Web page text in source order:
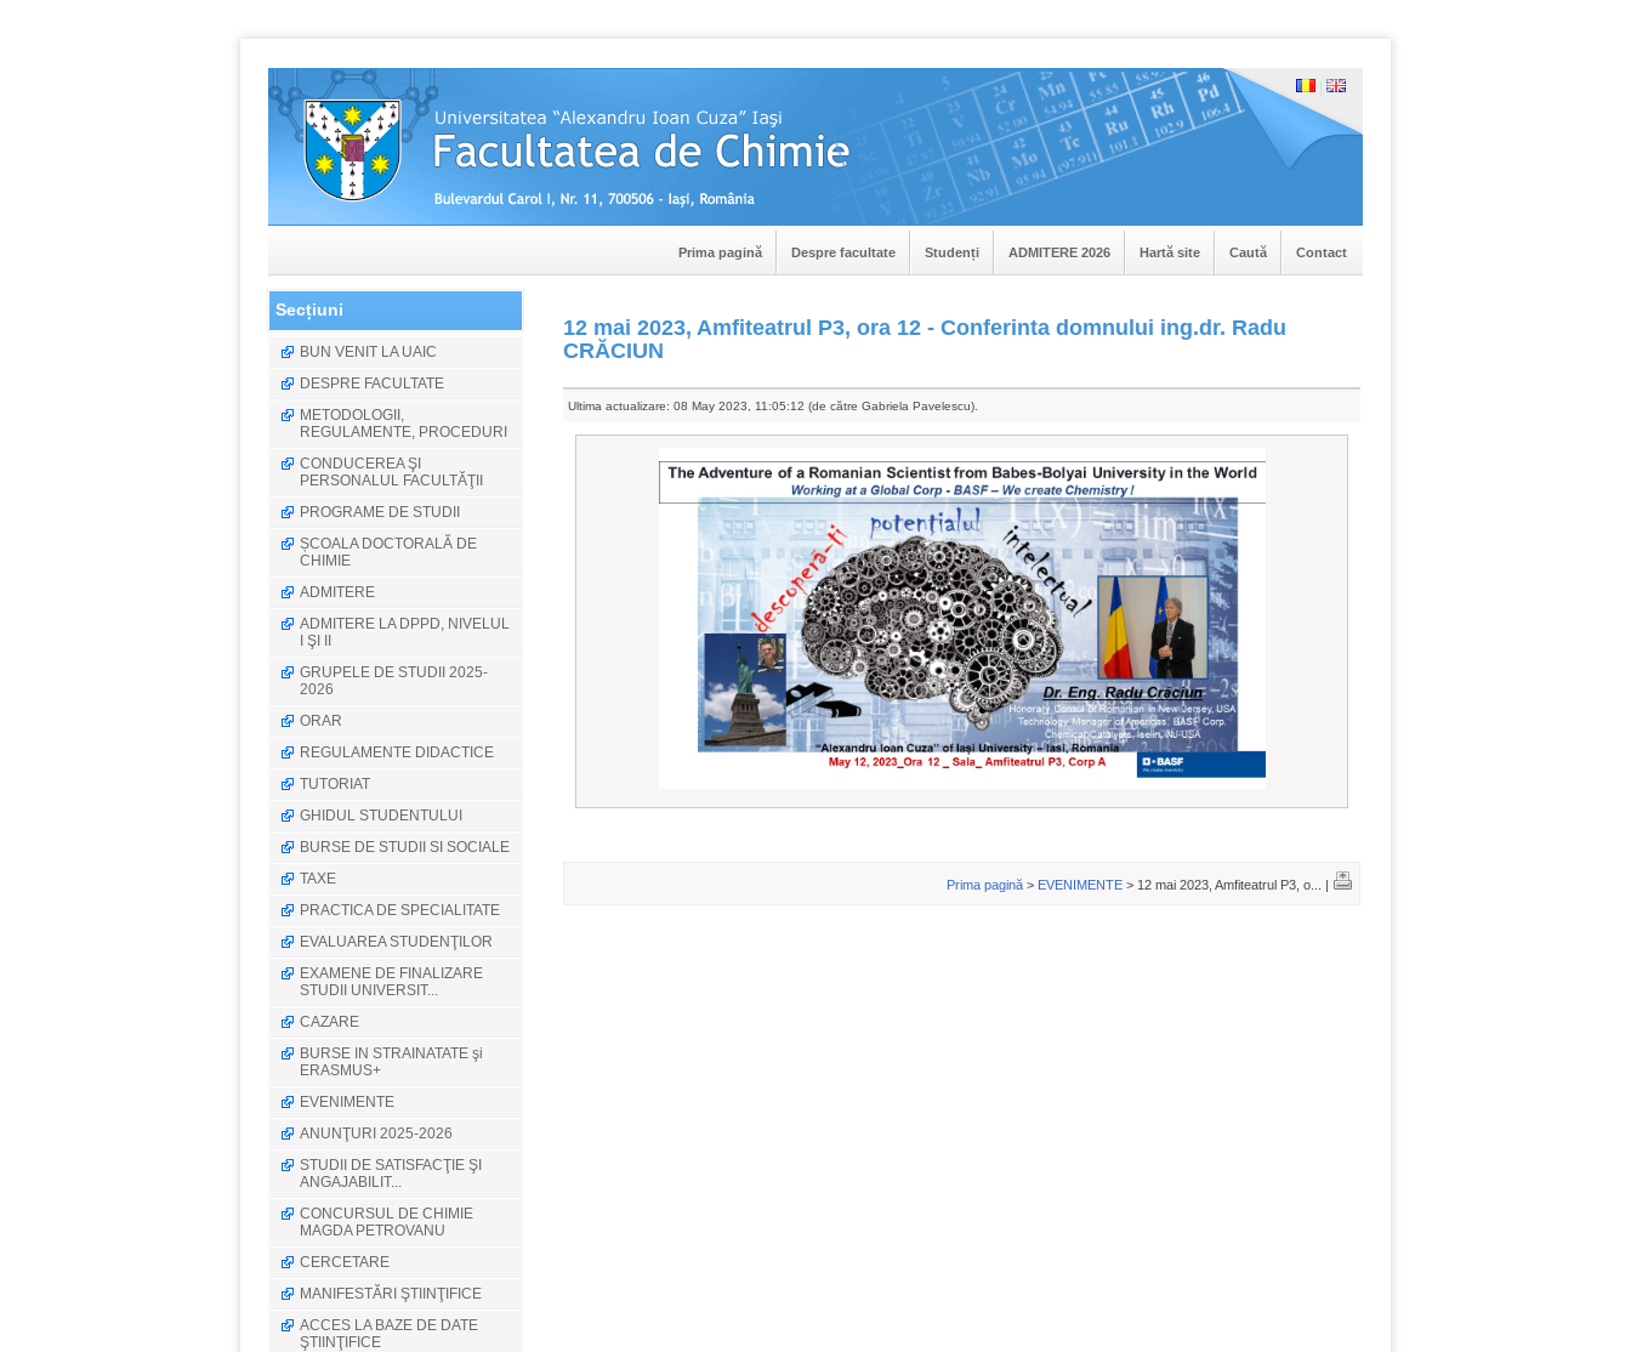
Prima pagină Despre facultate Studenți ADMITERE 2026 Hartă site Caută Contact
Secțiuni
BUN VENIT LA UAIC
DESPRE FACULTATE
METODOLOGII,
REGULAMENTE, PROCEDURI
CONDUCEREA ŞI
PERSONALUL FACULTĂŢII
PROGRAME DE STUDII
ȘCOALA DOCTORALĂ DE
CHIMIE
ADMITERE
ADMITERE LA DPPD, NIVELUL
I ŞI II
GRUPELE DE STUDII 2025-
2026
ORAR
REGULAMENTE DIDACTICE
TUTORIAT
GHIDUL STUDENTULUI
BURSE DE STUDII SI SOCIALE
TAXE
PRACTICA DE SPECIALITATE
EVALUAREA STUDENŢILOR
EXAMENE DE FINALIZARE
STUDII UNIVERSIT...
CAZARE
BURSE IN STRAINATATE şi
ERASMUS+
EVENIMENTE
ANUNŢURI 2025-2026
STUDII DE SATISFACŢIE ŞI
ANGAJABILIT...
CONCURSUL DE CHIMIE
MAGDA PETROVANU
CERCETARE
MANIFESTĂRI ŞTIINŢIFICE
ACCES LA BAZE DE DATE
ŞTIINŢIFICE
12 mai 2023, Amfiteatrul P3, ora 12 - Conferinta domnului ing.dr. Radu
CRĂCIUN
Ultima actualizare: 08 May 2023, 11:05:12 (de către Gabriela Pavelescu).
Prima pagină > EVENIMENTE > 12 mai 2023, Amfiteatrul P3, o... |